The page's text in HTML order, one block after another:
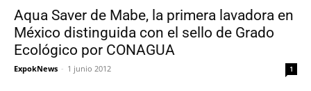
Aqua Saver de Mabe, la primera lavadora en
México distinguida con el sello de Grado
Ecológico por CONAGUA
ExpokNews - 1 junio 2012 1